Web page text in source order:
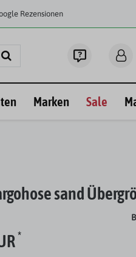
Rezensionen
Marken Sale
sand
*